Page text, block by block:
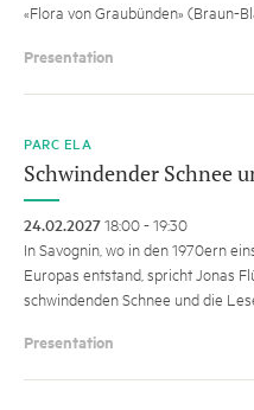
«Flora von Graubünden» (Braun-
Presentation
PARC ELA
Schwindender Schnee
24.02.202718:00 - 19:30
In Savognin, wo in den 1970ern
Europas entstand, spricht Jonas
schwindenden Schnee und die
Presentation